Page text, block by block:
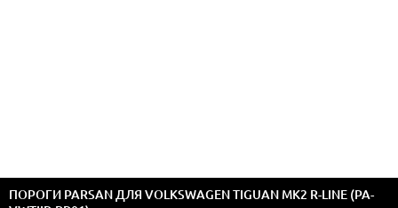
ПОРОГИ PARSAN ДЛЯ VOLKSWAGEN TIGUAN MK2 R-LINE (PA-